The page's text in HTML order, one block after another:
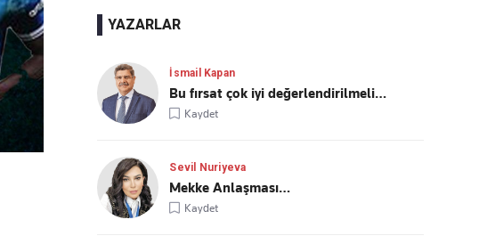
YAZARLAR
İsmail Kapan
Bu fırsat çok iyi değerlendirilmeli…
Kaydet
Sevil Nuriyeva
Mekke Anlaşması…
Kaydet